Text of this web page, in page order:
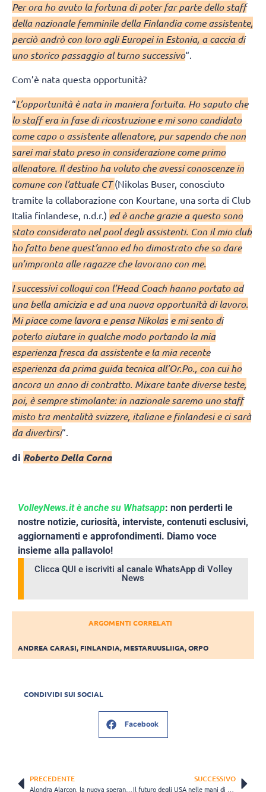
Per ora ho avuto la fortuna di poter far parte dello staff
della nazionale femminile della Finlandia come assistente,
perciò andrò con loro agli Europei in Estonia, a caccia di
uno storico passaggio al turno successivo“.
Com’è nata questa opportunità?
“L’opportunità è nata in maniera fortuita. Ho saputo che
lo staff era in fase di ricostruzione e mi sono candidato
come capo o assistente allenatore, pur sapendo che non
sarei mai stato preso in considerazione come primo
allenatore. Il destino ha voluto che avessi conoscenze in
comune con l’attuale CT(Nikolas Buser, conosciuto
tramite la collaborazione con Kourtane, una sorta di Club
Italia finlandese, n.d.r.) ed è anche grazie a questo sono
stato considerato nel pool degli assistenti. Con il mio club
ho fatto bene quest’anno ed ho dimostrato che so dare
un’impronta alle ragazze che lavorano con me.
I successivi colloqui con l’Head Coach hanno portato ad
una bella amicizia e ad una nuova opportunità di lavoro.
Mi piace come lavora e pensa Nikolas e mi sento di
poterlo aiutare in qualche modo portando la mia
esperienza fresca da assistente e la mia recente
esperienza da prima guida tecnica all’Or.Po., con cui ho
ancora un anno di contratto. Mixare tante diverse teste,
poi, è sempre stimolante: in nazionale saremo uno staff
misto tra mentalità svizzere, italiane e finlandesi e ci sarà
da divertirsi“.
di Roberto Della Corna
VolleyNews.it è anche su Whatsapp: non perderti le
nostre notizie, curiosità, interviste, contenuti esclusivi,
aggiornamenti e approfondimenti. Diamo voce
insieme alla pallavolo!
Clicca QUI e iscriviti al canale WhatsApp di Volley
News
ARGOMENTI CORRELATI
ANDREA CARASI, FINLANDIA,MESTARUUSLIIGA,ORPO
CONDIVIDI SUI SOCIAL
Facebook
PRECEDENTE SUCCESSIVO